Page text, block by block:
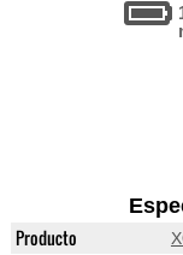
Producto